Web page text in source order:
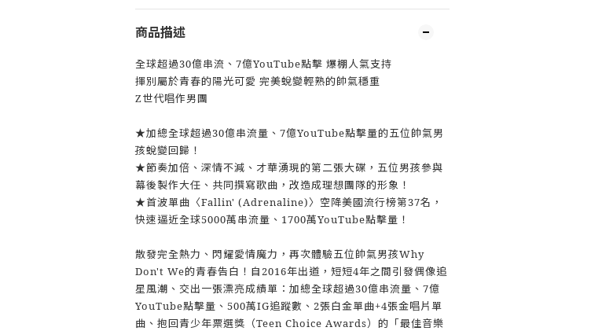
商品描述
全球超過30億串流、7億YouTube點擊 爆棚人氣支持
揮別屬於青春的陽光可愛 完美蛻變輕熟的帥氣穩重
Z世代唱作男團
★加總全球超過30億串流量、7億YouTube點擊量的五位帥氣男
孩蛻變回歸！
★節奏加倍、深情不減、才華湧現的第二張大碟，五位男孩參與
幕後製作大任、共同撰寫歌曲，改造成理想團隊的形象！
★首波單曲〈Fallin' (Adrenaline)〉空降美國流行榜第37名，
快速逼近全球5000萬串流量、1700萬YouTube點擊量！
散發完全熱力、閃耀愛情魔力，再次體驗五位帥氣男孩Why
Don't We的青春告白！自2016年出道，短短4年之間引發偶像追
星風潮、交出一張漂亮成績單：加總全球超過30億串流量、7億
YouTube點擊量、500萬IG追蹤數、2張白金單曲+4張金唱片單
曲、抱回青少年票選獎（Teen Choice Awards）的「最佳音樂